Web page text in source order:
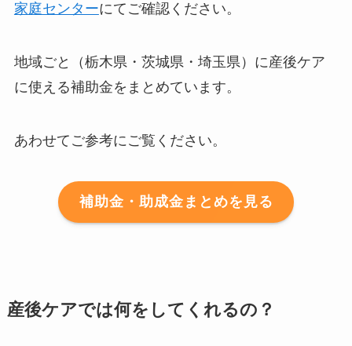
家庭センターにてご確認ください。
地域ごと（栃木県・茨城県・埼玉県）に産後ケア
に使える補助金をまとめています。
あわせてご参考にご覧ください。
補助金・助成金まとめを見る
産後ケアでは何をしてくれるの？